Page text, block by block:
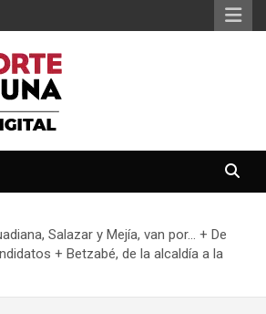
Salazar y Mejía, van por… + De
+ Betzabé, de la alcaldía a la